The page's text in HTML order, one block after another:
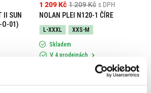
II SUN
O-01)
1 209 Kč
1 209 Kč
s DPH
NOLAN PLEI N120-1 ČÍRE
L-XXXL XXS-M
Skladem
V 4 prodejnách